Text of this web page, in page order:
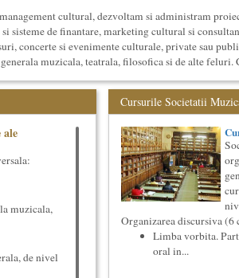
cultural, dezvoltam si administram
sisteme de finantare, marketing cultural si
concerte si evenimente culturale, private sau
muzicala, teatrala, filosofica si de alte feluri.
muzicala,
de nivel
Cursurile Societatii
Organizarea discursiva (6
Limba vorbita.
oral in...